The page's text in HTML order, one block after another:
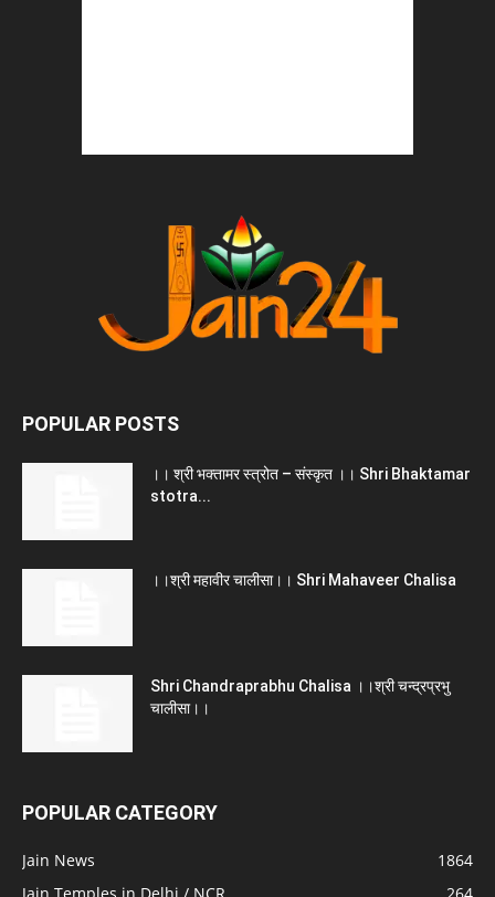
POPULAR POSTS
।। श्री भक्तामर स्त्रोत – संस्कृत ।। Shri Bhaktamar
stotra...
।।श्री महावीर चालीसा।। Shri Mahaveer Chalisa
Shri Chandraprabhu Chalisa ।।श्री चन्द्रप्रभु
चालीसा।।
POPULAR CATEGORY
Jain News
1864